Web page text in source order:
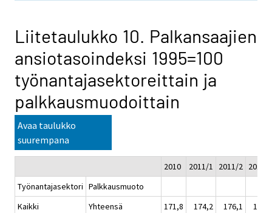
Liitetaulukko 10. Palkansaajien
ansiotasoindeksi 1995=100
työnantajasektoreittain ja
palkkausmuodoittain
Avaa taulukko
suurempana
2010 2011/1 2011/2 2011/3
Työnantajasektori Palkkausmuoto
Kaikki
Yhteensä 171,8 174,2 176,1
176,8